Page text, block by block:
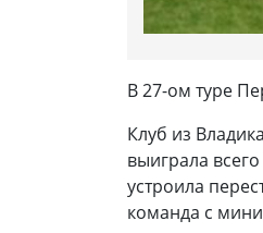
В 27-ом туре
Клуб из
выиграла
устроила
команда с